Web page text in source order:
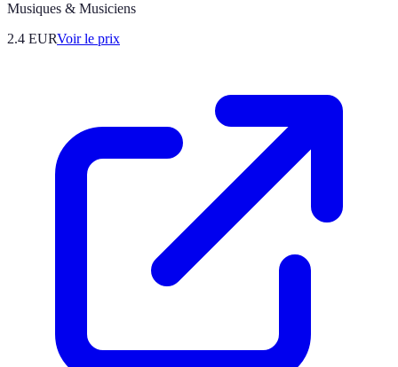
Musiques & Musiciens
2.4 EURVoir le prix